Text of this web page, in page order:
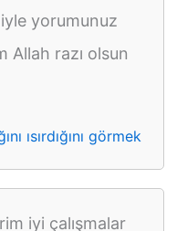
yorumunuz
Allah razı olsun
ısırdığını görmek
iyi çalışmalar